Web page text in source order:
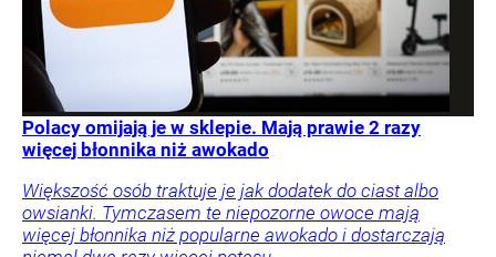
Polacy omijają je w sklepie. Mają prawie 2 razy
więcej błonnika niż awokado
Większość osób traktuje je jak dodatek do ciast albo
owsianki. Tymczasem te niepozorne owoce mają
więcej błonnika niż popularne awokado i dostarczają